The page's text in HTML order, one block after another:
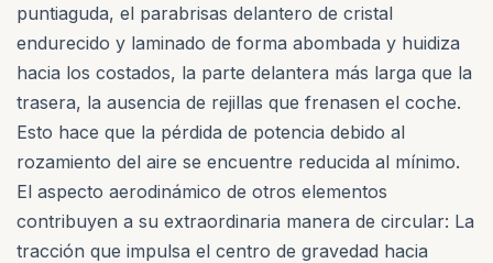
puntiaguda, el parabrisas delantero de cristal
endurecido y laminado de forma abombada y huidiza
hacia los costados, la parte delantera más larga que la
trasera, la ausencia de rejillas que frenasen el coche.
Esto hace que la pérdida de potencia debido al
rozamiento del aire se encuentre reducida al mínimo.
El aspecto aerodinámico de otros elementos
contribuyen a su extraordinaria manera de circular: La
tracción que impulsa el centro de gravedad hacia